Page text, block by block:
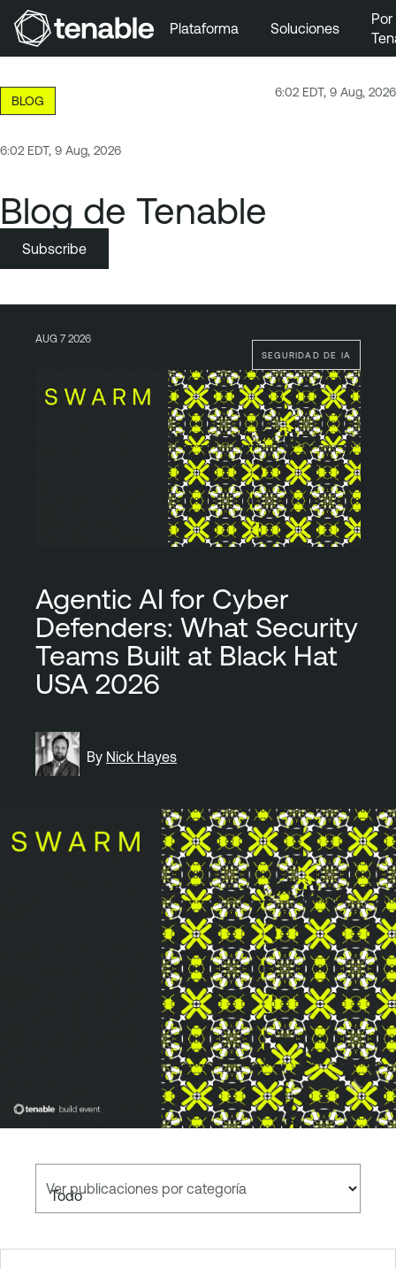
Ir al contenido principal
Ir al pie de página
Plataforma Soluciones
6:02 EDT, 9 Aug, 2026
BLOG
6:02 EDT, 9 Aug, 2026
Blog de Tenable
Subscribe
SEGURIDAD DE IA
AUG 7 2026
Agentic AI for Cyber
Defenders: What Security
Teams Built at Black Hat
USA 2026
By Nick Hayes
Ver publicaciones por categoría